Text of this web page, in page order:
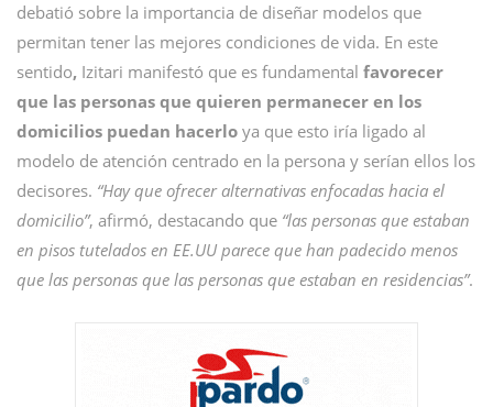
debatió sobre la importancia de diseñar modelos que
permitan tener las mejores condiciones de vida. En este
sentido, Izitari manifestó que es fundamental favorecer
que las personas que quieren permanecer en los
domicilios puedan hacerlo ya que esto iría ligado al
modelo de atención centrado en la persona y serían ellos los
decisores. “Hay que ofrecer alternativas enfocadas hacia el
domicilio”, afirmó, destacando que “las personas que estaban
en pisos tutelados en EE.UU parece que han padecido menos
que las personas que las personas que estaban en residencias”.